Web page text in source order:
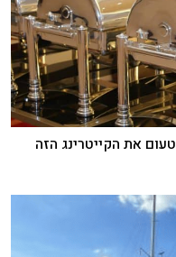
את הקייטרינג הזה